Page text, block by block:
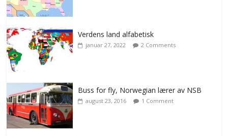
Verdens land alfabetisk
januar 27, 2022 2 Comments
Buss for fly, Norwegian lærer av NSB
august 23, 2016 1 Comment